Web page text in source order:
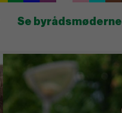
Se byrådsmøderne